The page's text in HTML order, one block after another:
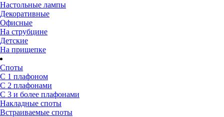
Настольные лампы
Декоративные
Офисные
На струбцине
Детские
На прищепке
Споты
С 1 плафоном
С 2 плафонами
С 3 и более плафонами
Накладные споты
Встраиваемые споты